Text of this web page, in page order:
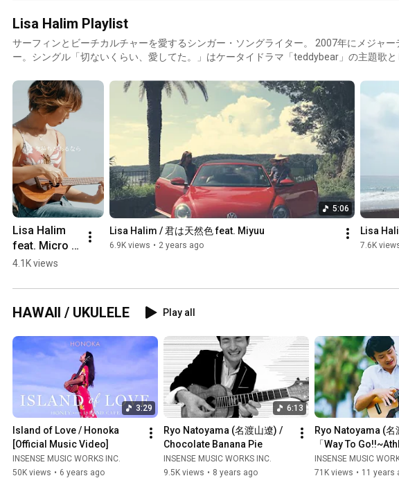
家によるジャケットのメイキ
を手がける背景画
Lisa Halim Playlist
サーフィンとビーチカルチャーを愛するシンガー・ソングライター。 2007年にメジャー
ー。シングル「切ないくらい、愛してた。」はケータイドラマ「teddybear」の主題歌と
行い、自然あふれる環境に癒され現在は東京と下田のデュアルライフ中。 2016年発売コ
「HONEY meets ISLAND CAFE」への参加からサーフ・ミュージックをメインテーマに発
Micro(from DefTech)とのデュエット「元気を出して」はYouTube再生450万回超の大ヒ
HASEBE、PES(EX. RIP SLYME)、クニモンド瀧口（流線形）など多彩なコラボを経て2021
の人気番組「ハワイに恋して」のオープニングテーマ「A New Me」、アルバム「
売、2023年には邦楽のカバーアルバムの第3弾「by the Sea 3」を発表。 やさしく穏やか
歌声は世代を超えて共感を呼び、元気と勇気を与えている。
Lisa Halim
feat. Micro
Def Tech /
て」 #beach
#カバー #竹
内まりや #ア
コースティッ
ク #失恋 #歌
4.1K views
5:06
Lisa Halim / 君は天然色 feat. Miyuu
6.9K views • 2 years ago
Lisa
7.6K
HAWAII / UKULELE Play all
3:29
Island of Love / Honoka
[Official Music Video]
INSENSE MUSIC WORKS INC.
50K views • 6 years ago
6:13
Ryo Natoyama (名渡山遼) /
Chocolate Banana Pie
INSENSE MUSIC WORKS INC.
9.5K views • 8 years ago
Ryo Natoyama (名
「Way To
Music Video
INSENSE MUSIC
71K views • 11 years